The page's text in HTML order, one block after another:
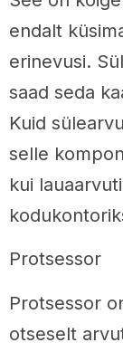
endalt
erinevusi.
saad seda
Kuid
selle
kui
Protsessor
Protsessor
otseselt